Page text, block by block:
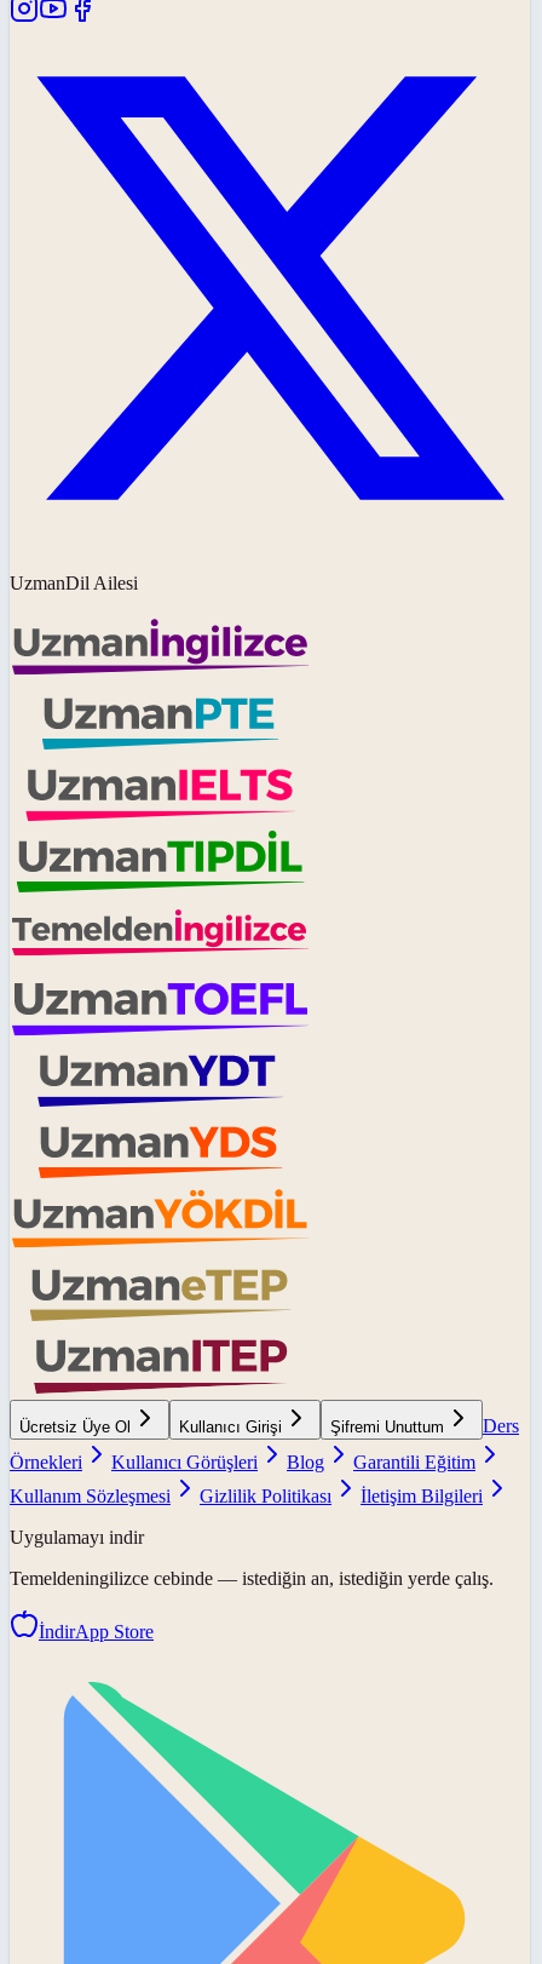
UzmanDil Ailesi
Ücretsiz Üye Ol Kullanıcı Girişi Şifremi Unuttum
Ders
Örnekleri
Kullanıcı Görüşleri Blog
Garantili Eğitim
Kullanım Sözleşmesi
Gizlilik Politikası
İletişim Bilgileri
Uygulamayı indir
Temeldeningilizce cebinde — istediğin an, istediğin yerde çalış.
İndirApp Store